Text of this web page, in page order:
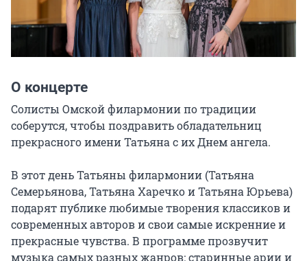
О концерте
Солисты Омской филармонии по традиции
соберутся, чтобы поздравить обладательниц
прекрасного имени Татьяна с их Днем ангела.
В этот день Татьяны филармонии (Татьяна
Семерьянова, Татьяна Харечко и Татьяна Юрьева)
подарят публике любимые творения классиков и
современных авторов и свои самые искренние и
прекрасные чувства. В программе прозвучит
музыка самых разных жанров: старинные арии и